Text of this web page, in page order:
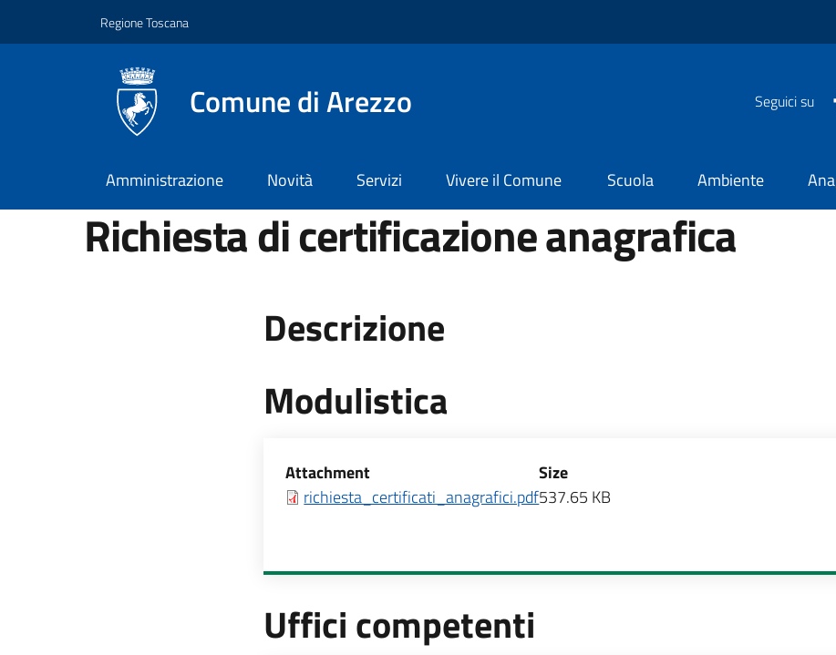
Regione Toscana
Comune di Arezzo Seguici su
Amministrazione Novità Servizi Vivere il Comune Scuola Ambiente
Richiesta di certificazione anagrafica
Descrizione
Modulistica
Allegati
Attachment
Size
richiesta_certificati_anagrafici.pdf537.65 KB
Uffici competenti